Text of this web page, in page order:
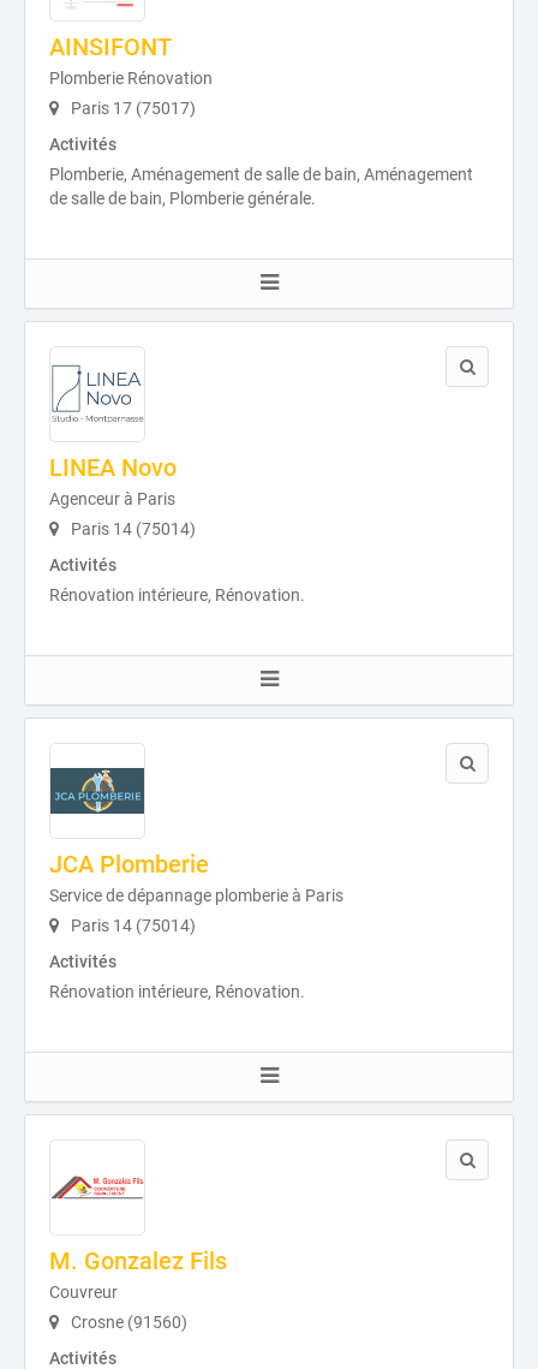
AINSIFONT
Plomberie Rénovation
Paris 17 (75017)
Activités
Plomberie, Aménagement de salle de bain, Aménagement
de salle de bain, Plomberie générale.
LINEA Novo
Agenceur à Paris
Paris 14 (75014)
Activités
Rénovation intérieure, Rénovation.
JCA Plomberie
Service de dépannage plomberie à Paris
Paris 14 (75014)
Activités
Rénovation intérieure, Rénovation.
M. Gonzalez Fils
Couvreur
Crosne (91560)
Activités